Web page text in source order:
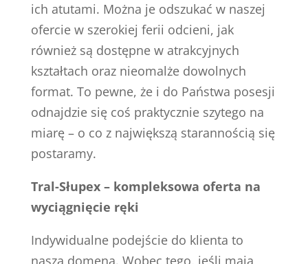
ich atutami. Można je odszukać w naszej
ofercie w szerokiej ferii odcieni, jak
również są dostępne w atrakcyjnych
kształtach oraz nieomalże dowolnych
format. To pewne, że i do Państwa posesji
odnajdzie się coś praktycznie szytego na
miarę – o co z największą starannością się
postaramy.
Tral-Słupex – kompleksowa oferta na
wyciągnięcie ręki
Indywidualne podejście do klienta to